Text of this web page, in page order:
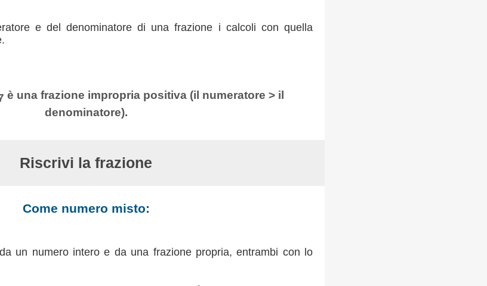
e del denominatore di una frazione i calcoli con quella
è una frazione impropria positiva (il numeratore > il
denominatore).
Riscrivi la frazione
Come numero misto:
un numero intero e da una frazione propria, entrambi con lo